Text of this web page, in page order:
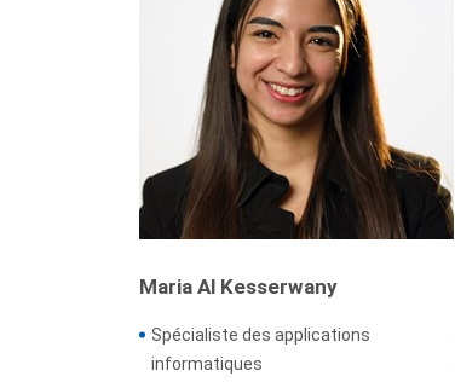
Maria Al Kesserwany
Spécialiste des applications
informatiques